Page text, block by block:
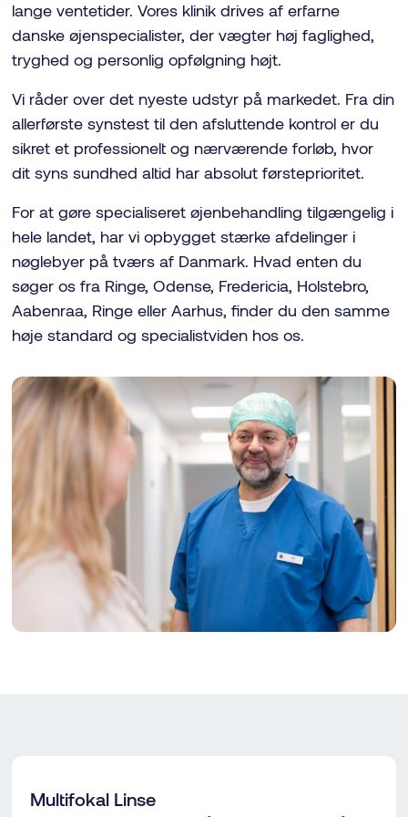
Hvis du bruger kontaktlinser, er det vigtigt, at du
undlader at bruge dem i henholdsvis 48 timer for bløde
undersøgelsen.
lange ventetider. Vores klinik drives af erfarne
danske øjenspecialister, der vægter høj faglighed,
tryghed og personlig opfølgning højt.
Vi råder over det nyeste udstyr på markedet. Fra din
allerførste synstest til den afsluttende kontrol er du
sikret et professionelt og nærværende forløb, hvor
dit syns sundhed altid har absolut førsteprioritet.
For at gøre specialiseret øjenbehandling tilgængelig i
hele landet, har vi opbygget stærke afdelinger i
nøglebyer på tværs af Danmark. Hvad enten du
søger os fra Ringe, Odense, Fredericia, Holstebro,
Aabenraa, Ringe eller Aarhus, finder du den samme
høje standard og specialistviden hos os.
Multifokal Linse